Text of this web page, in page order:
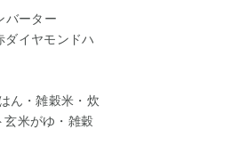
バーター
イヤモンドハ
ん・雑穀米・炊
玄米がゆ・雑穀